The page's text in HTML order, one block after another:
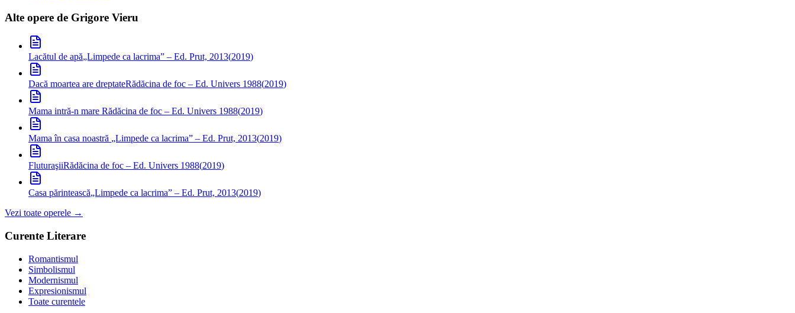
Alte opere de Grigore Vieru
Lacătul de apă„Limpede ca lacrima” – Ed. Prut, 2013(2019)
Dacă moartea are dreptateRădăcina de foc – Ed. Univers 1988(2019)
Mama intră-n mare Rădăcina de foc – Ed. Univers 1988(2019)
Mama în casa noastră „Limpede ca lacrima” – Ed. Prut, 2013(2019)
FluturaşiiRădăcina de foc – Ed. Univers 1988(2019)
Casa părintească„Limpede ca lacrima” – Ed. Prut, 2013(2019)
Vezi toate operele →
Curente Literare
Romantismul
Simbolismul
Modernismul
Expresionismul
Toate curentele